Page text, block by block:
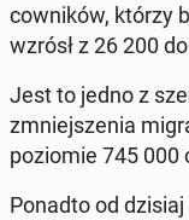
cow­ni­ków, którzy
wzrósł z 26 200
Jest to jedno z
zmniej­sze­nia
po­zio­mie 745 000
Ponadto od